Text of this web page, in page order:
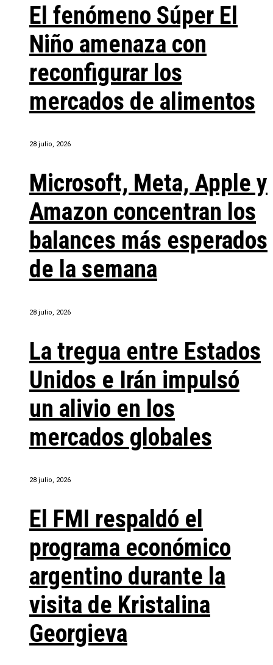
El fenómeno Súper El
Niño amenaza con
reconfigurar los
mercados de alimentos
28 julio, 2026
Microsoft, Meta, Apple y
Amazon concentran los
balances más esperados
de la semana
28 julio, 2026
La tregua entre Estados
Unidos e Irán impulsó
un alivio en los
mercados globales
28 julio, 2026
El FMI respaldó el
programa económico
argentino durante la
visita de Kristalina
Georgieva